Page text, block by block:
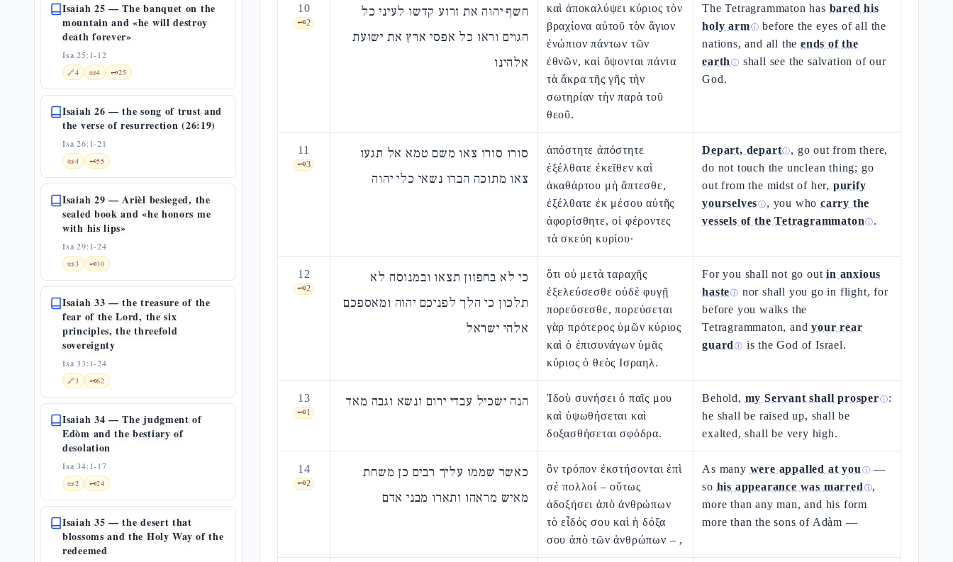
Isaiah 25 — The banquet on the
mountain and «he will destroy
death forever»
Isa 25:1-12
🔗4 📜4 🗝️25
Isaiah 26 — the song of trust and
the verse of resurrection (26:19)
Isa 26:1-21
📜4 🗝️55
Isaiah 29 — Arièl besieged, the
sealed book and «he honors me
with his lips»
Isa 29:1-24
📜3 🗝️30
Isaiah 33 — the treasure of the
fear of the Lord, the six
principles, the threefold
sovereignty
Isa 33:1-24
🔗3 🗝️62
Isaiah 34 — The judgment of
Edòm and the bestiary of
desolation
Isa 34:1-17
📜2 🗝️24
Isaiah 35 — the desert that
blossoms and the Holy Way of the
redeemed
10
🗝️2
חשף יהוה את זרוע קדשו לעיני כל
הגוים וראו כל אפסי ארץ את ישועת
אלהינו
καὶ ἀποκαλύψει κύριος τὸν
βραχίονα αὐτοῦ τὸν ἅγιον
ἐνώπιον πάντων τῶν
ἐθνῶν, καὶ ὄψονται πάντα
τὰ ἄκρα τῆς γῆς τὴν
σωτηρίαν τὴν παρὰ τοῦ
θεοῦ.
The Tetragrammaton has bared his
holy armⓘ before the eyes of all the
nations, and all theends of the
earth ⓘ shall see the salvation of our
God.
11
🗝️3
סורו סורו צאו משם טמא אל תגעו
צאו מתוכה הברו נשאי כלי יהוה
ἀπόστητε ἀπόστητε
ἐξέλθατε ἐκεῖθεν καὶ
ἀκαθάρτου μὴ ἅπτεσθε,
ἐξέλθατε ἐκ μέσου αὐτῆς
ἀφορίσθητε, οἱ φέροντες
τὰ σκεύη κυρίου·
Depart, departⓘ, go out from there,
do not touch the unclean thing; go
out from the midst of her, purify
yourselvesⓘ, you whocarry the
vessels of the Tetragrammaton ⓘ.
12
🗝️2
כי לא בחפזון תצאו ובמנוסה לא
תלכון כי הלך לפניכם יהוה ומאספכם
אלהי ישראל
ὅτι οὐ μετὰ ταραχῆς
ἐξελεύσεσθε οὐδὲ φυγῇ
πορεύσεσθε, πορεύσεται
γὰρ πρότερος ὑμῶν κύριος
καὶ ὁ ἐπισυνάγων ὑμᾶς
κύριος ὁ θεὸς Ισραηλ.
For you shall not go outin anxious
hasteⓘ nor shall you go in flight, for
before you walks the
Tetragrammaton, andyour rear
guard ⓘ is the God of Israel.
13
🗝️1
הנה ישכיל עבדי ירום ונשא וגבה מאד
Ἰδοὺ συνήσει ὁ παῖς μου
καὶ ὑψωθήσεται καὶ
δοξασθήσεται σφόδρα.
Behold, my Servant shall prosperⓘ:
he shall be raised up, shall be
exalted, shall be very high.
14
🗝️2
כאשר שממו עליך רבים כן משחת
מאיש מראהו ותארו מבני אדם
ὃν τρόπον ἐκστήσονται ἐπὶ
σὲ πολλοί – οὕτως
ἀδοξήσει ἀπὸ ἀνθρώπων
τὸ εἶδός σου καὶ ἡ δόξα
σου ἀπὸ τῶν ἀνθρώπων – ,
As many were appalled at you ⓘ —
so his appearance was marred ⓘ,
more than any man, and his form
more than the sons of Adàm —